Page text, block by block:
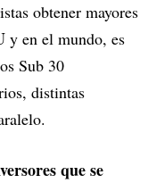
obtener mayores
y en el mundo, es
Sub 30
distintas
que se